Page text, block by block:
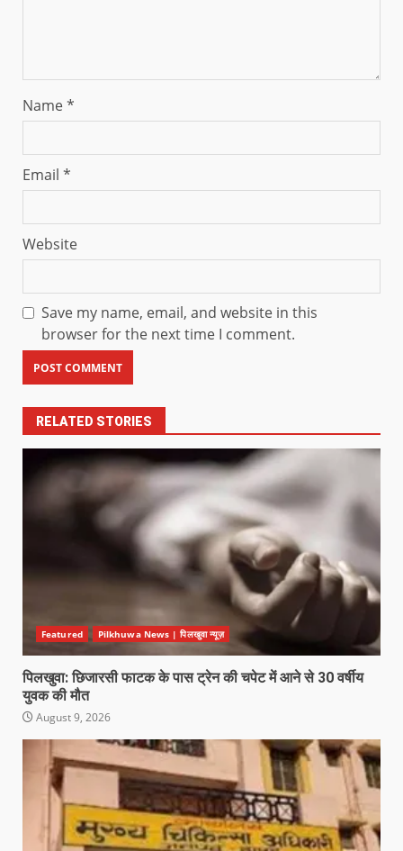
Name*
Email *
Website
Save my name, email, and website in this
browser for the next time I comment.
RELATED STORIES
Featured Pilkhuwa News | पिलखुवा न्यूज़
पिलखुवा: छिजारसी फाटक के पास ट्रेन की चपेट में आने से 30 वर्षीय
युवक की मौत
August 9, 2026